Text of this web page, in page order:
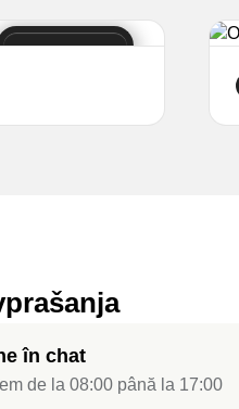
în chat
de la 08:00 până la 17:00